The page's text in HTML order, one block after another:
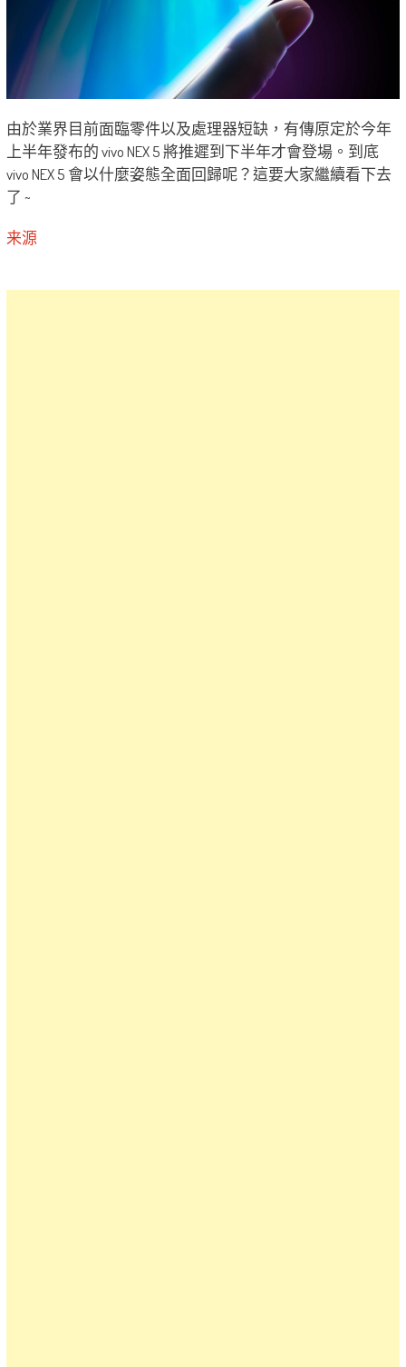
由於業界目前面臨零件以及處理器短缺，有傳原定於今年
上半年發布的 vivo NEX 5 將推遲到下半年才會登場。到底
vivo NEX 5 會以什麼姿態全面回歸呢？這要大家繼續看下去
了 ~
来源